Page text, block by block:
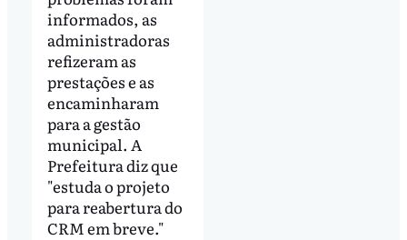
informados, as
administradoras
refizeram as
prestações e as
encaminharam
para a gestão
municipal. A
Prefeitura diz que
"estuda o projeto
para reabertura do
CRM em breve."